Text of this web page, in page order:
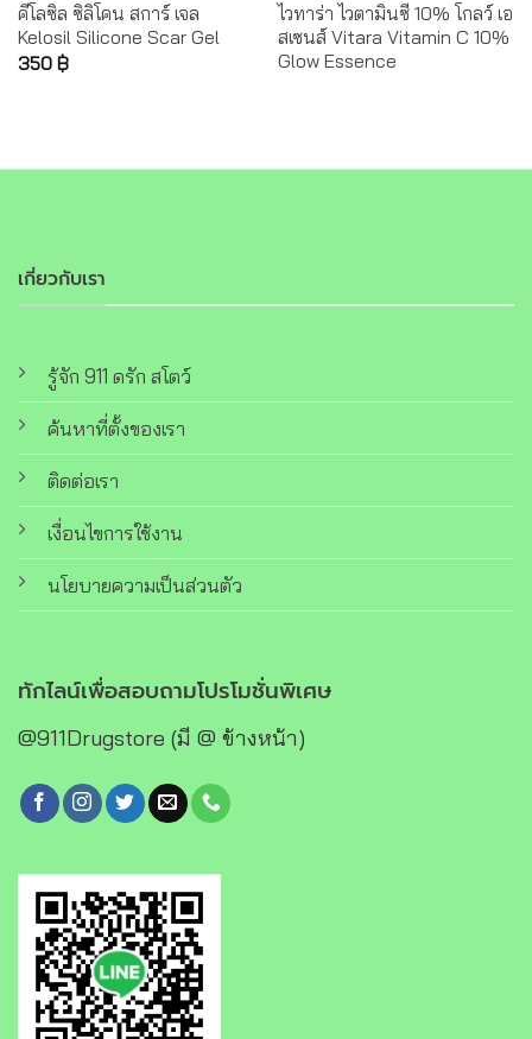
คีโลซิล ซิลิโคน สการ์ เจล
Kelosil Silicone Scar Gel
350 ฿
ไวทาร่า ไวตามินซี 10% โกลว์ เอ
สเซนส์ Vitara Vitamin C 10%
Glow Essence
เกี่ยวกับเรา
รู้จัก 911 ดรัก สโตว์
ค้นหาที่ตั้งของเรา
ติดต่อเรา
เงื่อนไขการใช้งาน
นโยบายความเป็นส่วนตัว
ทักไลน์เพื่อสอบถามโปรโมชั่นพิเศษ
@911Drugstore (มี @ ข้างหน้า)